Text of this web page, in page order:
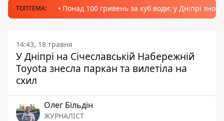
ТОПТЕМА: Понад 100 гривень за куб води: у Дніпрі
14:43, 18 травня
У Дніпрі на Січеславській Набережній
Toyota знесла паркан та вилетіла на
схил
Олег Більдін
ЖУРНАЛІСТ